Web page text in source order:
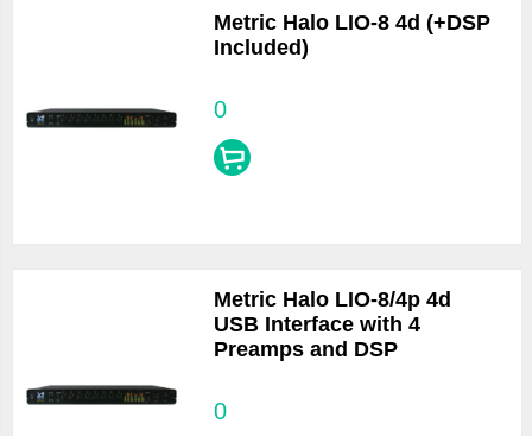
Metric Halo LIO-8 4d (+DSP
Included)
0
Metric Halo LIO-8/4p 4d
USB Interface with 4
Preamps and DSP
0